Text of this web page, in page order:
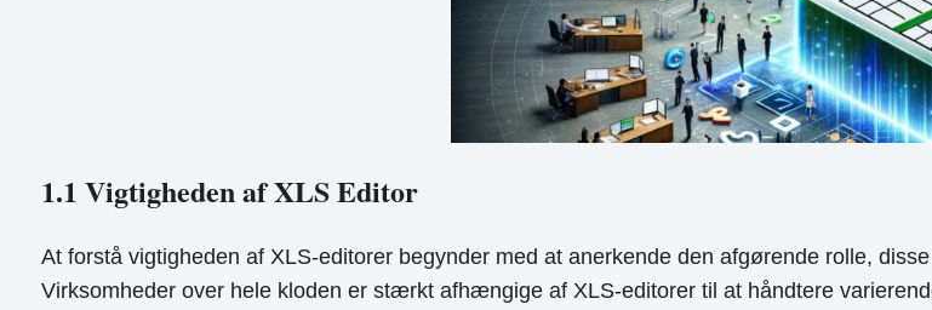
1.1 Vigtigheden af ​​XLS Editor
At forstå vigtigheden af ​​XLS-editorer begynder med at anerkende den afgørende rolle,
Virksomheder over hele kloden er stærkt afhængige af XLS-editorer til at håndtere